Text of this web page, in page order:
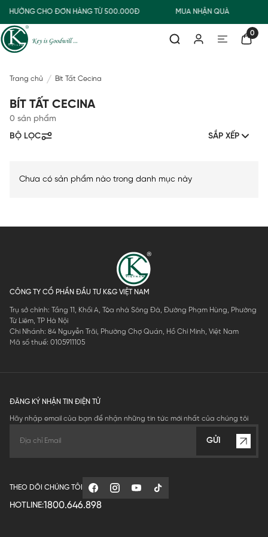
THƯỜNG CHO ĐƠN HÀNG TỪ 500.000Đ MUA NHẬN QUÀ
0
Trang chủ Bít Tất Cecina
BÍT TẤT CECINA
0 sản phẩm
BỘ LỌC
SẮP XẾP
Chưa có sản phẩm nào trong danh mục này
CÔNG TY CỔ PHẦN ĐẦU TƯ K&G VIỆT NAM
Trụ sở chính: Tầng 11, Khối A, Tòa nhà Sông Đà, Đường Phạm Hùng, Phường
Từ Liêm, TP Hà Nội
Chi Nhánh: 84 Nguyễn Trãi, Phường Chợ Quán, Hồ Chí Minh, Việt Nam
Mã số thuế: 0105911105
ĐĂNG KÝ NHẬN TIN ĐIỆN TỬ
Hãy nhập email của bạn để nhận những tin tức mới nhất của chúng tôi
GỬI
THEO DÕI CHÚNG TÔI
HOTLINE:1800.646.898